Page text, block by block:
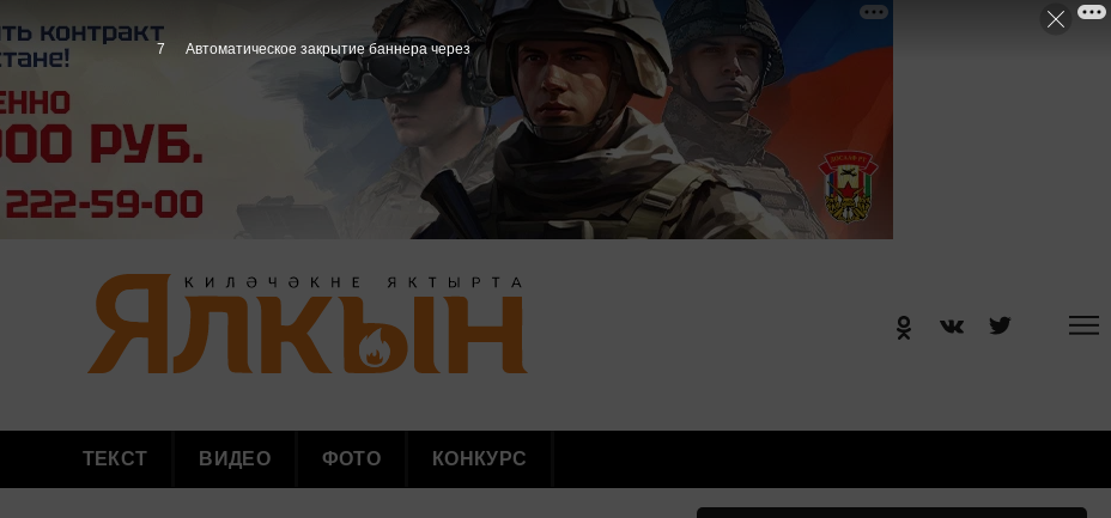
ТЕКСТ ВИДЕО ФОТО КОНКУРС
6 Автоматическое закрытие баннера через